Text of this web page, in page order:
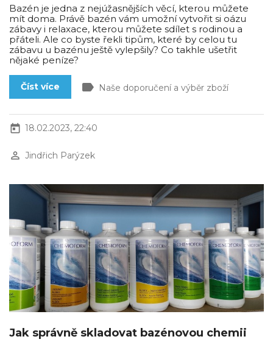
Bazén je jedna z nejúžasnějších věcí, kterou můžete
mít doma. Právě bazén vám umožní vytvořit si oázu
zábavy i relaxace, kterou můžete sdílet s rodinou a
přáteli. Ale co byste řekli tipům, které by celou tu
zábavu u bazénu ještě vylepšily? Co takhle ušetřit
nějaké peníze?
Číst více label Naše doporučení a výběr zboží
today 18.02.2023, 22:40
perm_identity Jindřich Parýzek
Jak správně skladovat bazénovou chemii